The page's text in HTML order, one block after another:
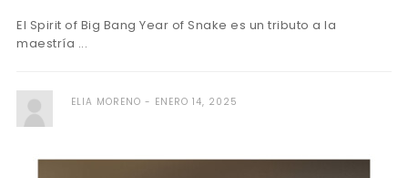
El Spirit of Big Bang Year of Snake es un tributo a la
maestría ...
ELIA MORENO ENERO 14, 2025